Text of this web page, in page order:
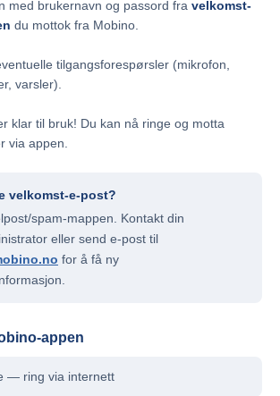
med brukernavn og passord fra velkomst-
du mottok fra Mobino.
tilgangsforespørsler (mikrofon,
varsler).
klar til bruk! Du kan nå ringe og motta
via appen.
velkomst-e-post?
spam-mappen. Kontakt din
eller send e-post til
for å få ny
appen
— ring via internett